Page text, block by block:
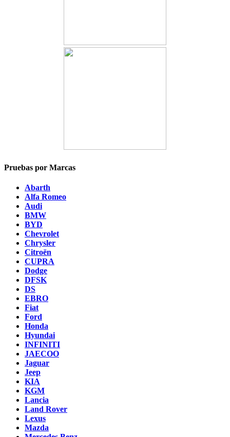
Pruebas por Marcas
Abarth
Alfa Romeo
Audi
BMW
BYD
Chevrolet
Chrysler
Citroën
CUPRA
Dodge
DFSK
DS
EBRO
Fiat
Ford
Honda
Hyundai
INFINITI
JAECOO
Jaguar
Jeep
KIA
KGM
Lancia
Land Rover
Lexus
Mazda